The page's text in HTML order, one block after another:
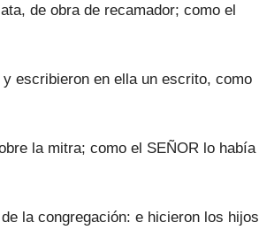
de obra de recamador; como el
escribieron en ella un escrito, como
la mitra; como el SEÑOR lo había
la congregación: e hicieron los hijos